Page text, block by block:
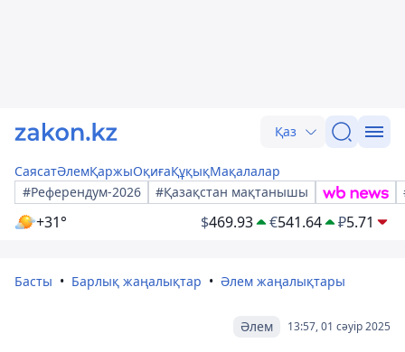
Қаз
СаясатӘлемҚаржыОқиғаҚұқықМақалалар
#Референдум-2026
#Қазақстан мақтанышы
+31° $469.93 €541.64 ₽5.71
Басты Барлық жаңалықтар Әлем жаңалықтары
13:57, 01 сәуір 2025
Әлем